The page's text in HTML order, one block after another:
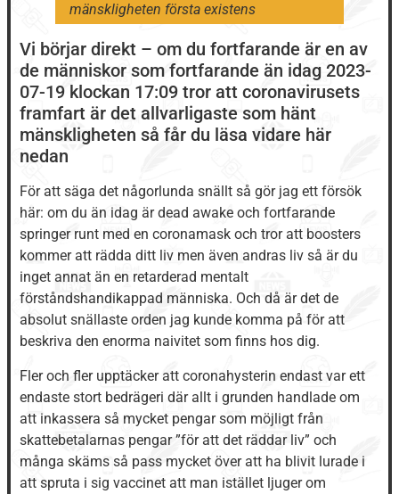
mänskligheten första existens
Vi börjar direkt – om du fortfarande är en av
de människor som fortfarande än idag 2023-
07-19 klockan 17:09 tror att coronavirusets
framfart är det allvarligaste som hänt
mänskligheten så får du läsa vidare här
nedan
För att säga det någorlunda snällt så gör jag ett försök
här: om du än idag är dead awake och fortfarande
springer runt med en coronamask och tror att boosters
kommer att rädda ditt liv men även andras liv så är du
inget annat än en retarderad mentalt
förståndshandikappad människa. Och då är det de
absolut snällaste orden jag kunde komma på för att
beskriva den enorma naivitet som finns hos dig.
Fler och fler upptäcker att coronahysterin endast var ett
endaste stort bedrägeri där allt i grunden handlade om
att inkassera så mycket pengar som möjligt från
skattebetalarnas pengar ”för att det räddar liv” och
många skäms så pass mycket över att ha blivit lurade i
att spruta i sig vaccinet att man istället ljuger om